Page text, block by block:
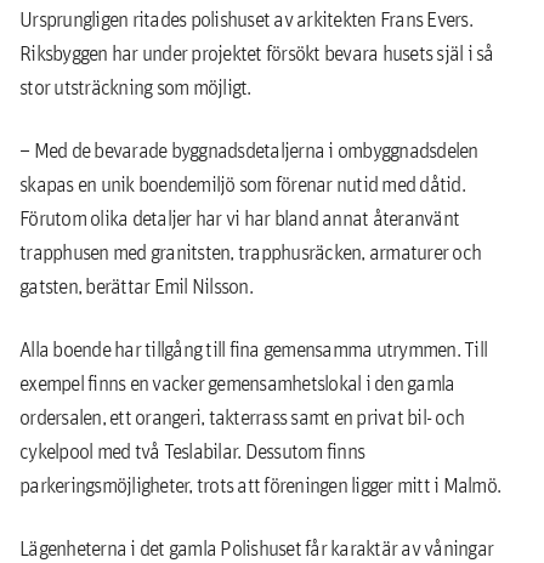
Ursprungligen ritades polishuset av arkitekten Frans Evers.
Riksbyggen har under projektet försökt bevara husets själ i så
stor utsträckning som möjligt.
– Med de bevarade byggnadsdetaljerna i ombyggnadsdelen
skapas en unik boendemiljö som förenar nutid med dåtid.
Förutom olika detaljer har vi har bland annat återanvänt
trapphusen med granitsten, trapphusräcken, armaturer och
gatsten, berättar Emil Nilsson.
Alla boende har tillgång till fina gemensamma utrymmen. Till
exempel finns en vacker gemensamhetslokal i den gamla
ordersalen, ett orangeri, takterrass samt en privat bil- och
cykelpool med två Teslabilar. Dessutom finns
parkeringsmöjligheter, trots att föreningen ligger mitt i Malmö.
Lägenheterna i det gamla Polishuset får karaktär av våningar